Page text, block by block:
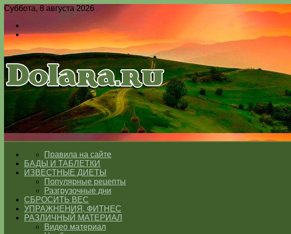
Суббота, 8 августа 2026
Switch
skin
Меню
Switch
ГЛАВНАЯПравила на сайте
БАДЫ И ТАБЛЕТКИ
ИЗВЕСТНЫЕ ДИЕТЫ
Популярные рецепты
Разгрузочные дни
СБРОСИТЬ ВЕС
УПРАЖНЕНИЯ, ФИТНЕС
РАЗЛИЧНЫЙ МАТЕРИАЛ
Видео материал